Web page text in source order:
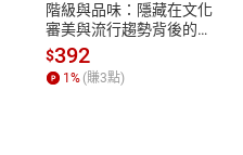
階級與品味：隱藏在文化
審美與流行趨勢背後的地
位渴望【電子書】
$392
1% (賺3點)